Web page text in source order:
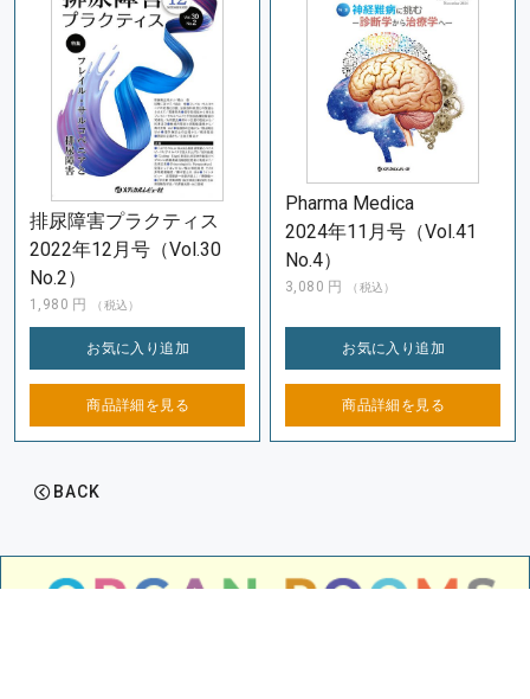
排尿障害プラクティス
2022年12月号（Vol.30
No.2）
1,980 円 （税込）
お気に入り追加
商品詳細を 見る
Pharma Medica
2024年11月号（Vol.41
No.4）
3,080 円 （税込）
お気に入り追加
商品詳細を 見る
BACK